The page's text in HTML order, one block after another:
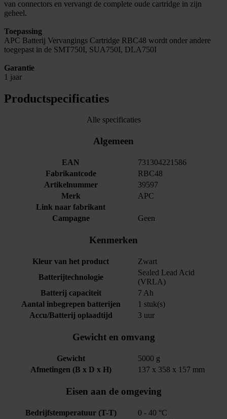
van connectors en vervangt de complete oude cartridge in zijn
geheel.
Toepassing
APC Batterij Vervangings Cartridge RBC48 wordt onder andere
toegepast in de SMT750I, SUA750I, DLA750I
Garantie
1 jaar
Productspecificaties
Alle specificaties
Algemeen
EAN
731304221586
Fabrikantcode
RBC48
Artikelnummer
39597
Merk
APC
Link naar fabrikant
Campagne
Geen
Kenmerken
Kleur van het product
Zwart
Batterijtechnologie
Sealed Lead Acid
(VRLA)
Batterij capaciteit
7 Ah
Aantal inbegrepen batterijen
1 stuk(s)
Accu/Batterij oplaadtijd
3 uur
Gewicht en omvang
Gewicht
5000 g
Afmetingen (B x D x H)
137 x 358 x 157 mm
Eisen aan de omgeving
Bedrijfstemperatuur (T-T)
0 - 40 °C